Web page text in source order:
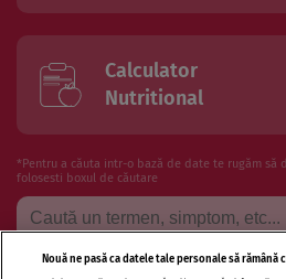
Calculator
Nutritional
*Pentru a căuta intr-o bază de date te rugăm să
folosesti boxul de căutare
Nouă ne pasă ca datele tale personale să